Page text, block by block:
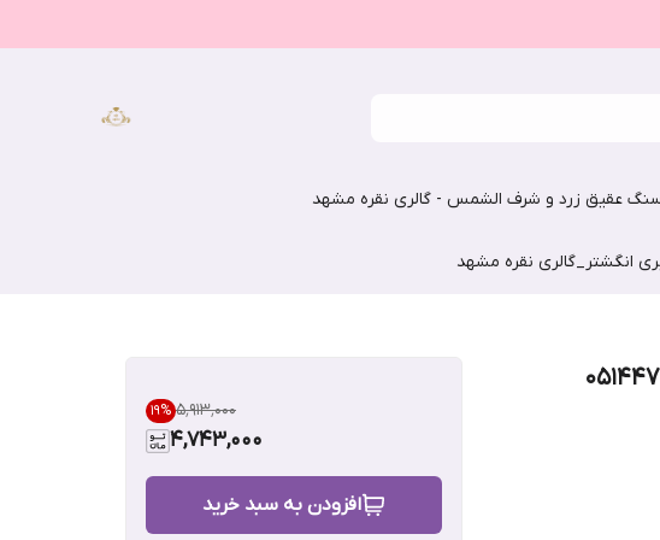
عقیق زرد و شرف الشمس - گالری نقره مشهد
انگشتر_گالری نقره مشهد
۵٬۹۱۳٬۰۰۰ 19%
4,743,000
افزودن به سبد خرید